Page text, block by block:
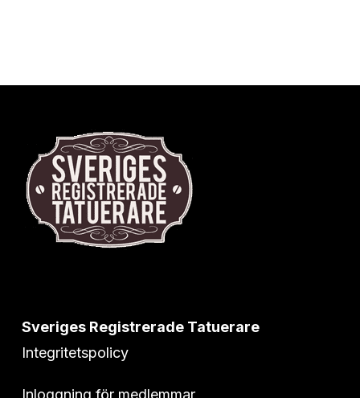
Sveriges Registrerade Tatuerare
Integritetspolicy
Inloggning för medlemmar